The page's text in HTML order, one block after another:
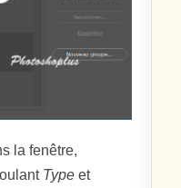
la fenêtre,
Type et